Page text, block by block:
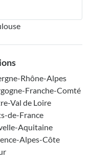
Rhône-Alpes
Franche-Comté
Val de Loire
de-France
Aquitaine
Alpes-Côte